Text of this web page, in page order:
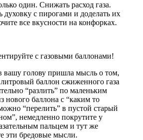
один. Снижать расход газа.
с пирогами и доделать их
все вкусности на конфорках.
с газовыми баллонами!
вашу голову пришла мысль о том,
баллон сжиженного газа
“разлить” по маленьким
нового баллона с “каким то
“перелить” в пустой старый
немедленно покрутите у
пальцем и тут же
эти бредовые мысли.